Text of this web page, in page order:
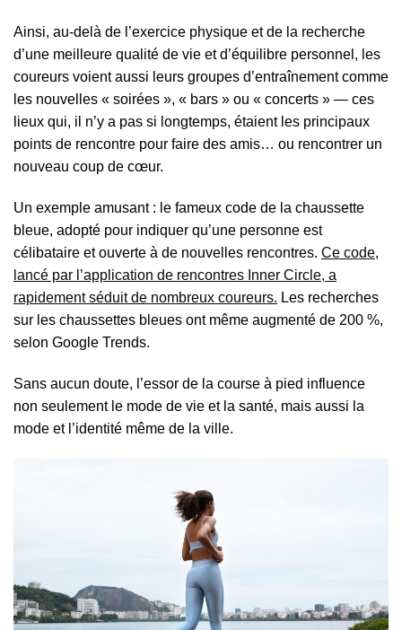
Ainsi, au-delà de l’exercice physique et de la recherche
d’une meilleure qualité de vie et d’équilibre personnel, les
coureurs voient aussi leurs groupes d’entraînement comme
les nouvelles « soirées », « bars » ou « concerts » — ces
lieux qui, il n’y a pas si longtemps, étaient les principaux
points de rencontre pour faire des amis… ou rencontrer un
nouveau coup de cœur.
Un exemple amusant : le fameux code de la chaussette
bleue, adopté pour indiquer qu’une personne est
célibataire et ouverte à de nouvelles rencontres. Ce code,
lancé par l’application de rencontres Inner Circle, a
rapidement séduit de nombreux coureurs. Les recherches
sur les chaussettes bleues ont même augmenté de 200 %,
selon Google Trends.
Sans aucun doute, l’essor de la course à pied influence
non seulement le mode de vie et la santé, mais aussi la
mode et l’identité même de la ville.